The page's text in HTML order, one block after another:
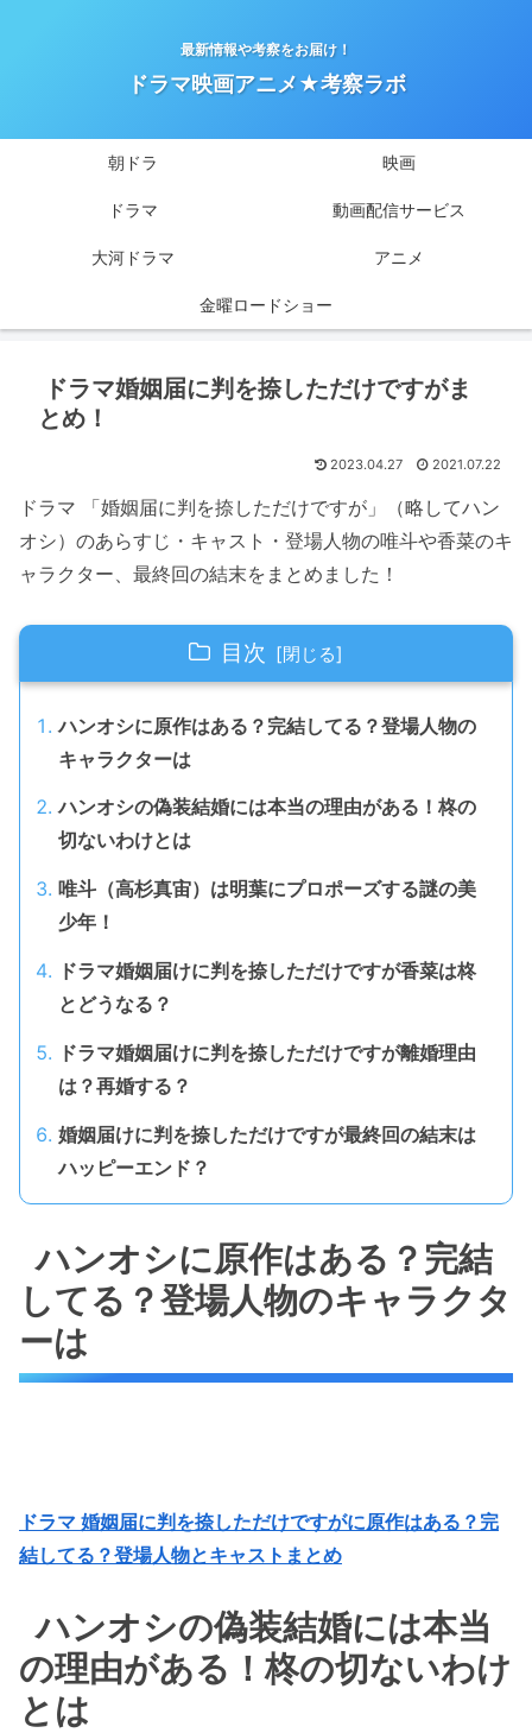
最新情報や考察をお届け！
ドラマ映画アニメ★考察ラボ
朝ドラ 映画
ドラマ 動画配信サービス
大河ドラマ アニメ
金曜ロードショー
ドラマ婚姻届に判を捺しただけですがま
とめ！
2023.04.27 2021.07.22
ドラマ 「婚姻届に判を捺しただけですが」（略してハン
オシ）のあらすじ・キャスト・登場人物の唯斗や香菜のキ
ャラクター、最終回の結末をまとめました！
目次
ハンオシに原作はある？完結してる？登場人物の
キャラクターは
ハンオシの偽装結婚には本当の理由がある！柊の
切ないわけとは
唯斗（高杉真宙）は明葉にプロポーズする謎の美
少年！
ドラマ婚姻届けに判を捺しただけですが香菜は柊
とどうなる？
ドラマ婚姻届けに判を捺しただけですが離婚理由
は？再婚する？
婚姻届けに判を捺しただけですが最終回の結末は
ハッピーエンド？
ハンオシに原作はある？完結
してる？登場人物のキャラクタ
ーは
ドラマ 婚姻届に判を捺しただけですがに原作はある？完
結してる？登場人物とキャストまとめ
ハンオシの偽装結婚には本当
の理由がある！柊の切ないわけ
とは